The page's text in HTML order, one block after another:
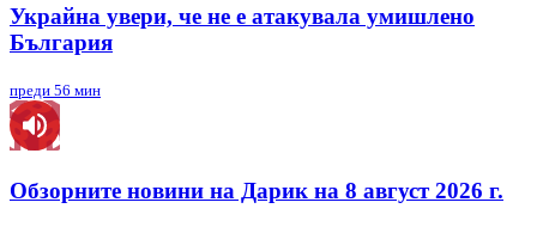
Украйна увери, че не е атакувала умишлено
България
преди 56 мин
Обзорните новини на Дарик на 8 август 2026 г.